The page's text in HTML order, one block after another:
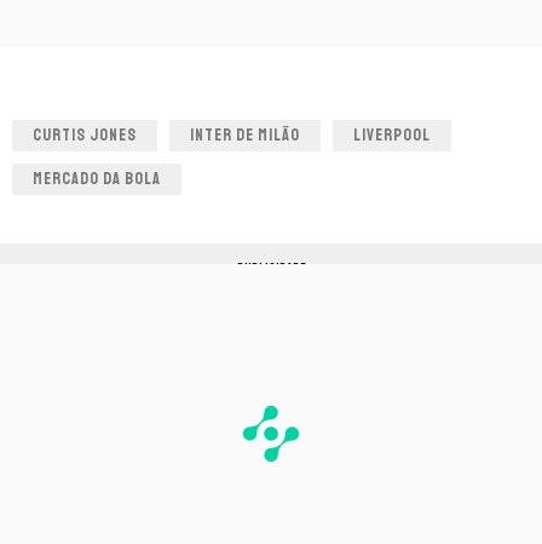
CURTIS JONES INTER DE MILÃO LIVERPOOL
MERCADO DA BOLA
PUBLICIDADE